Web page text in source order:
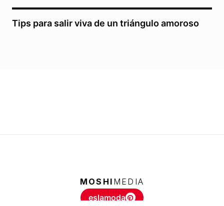
Tips para salir viva de un triángulo amoroso
MOSHI MEDIA
eslamoda